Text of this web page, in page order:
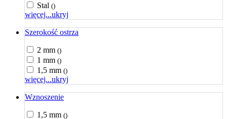
Stal ()
więcej...ukryj
Szerokość ostrza
2 mm ()
1 mm ()
1,5 mm ()
więcej...ukryj
Wznoszenie
1,5 mm ()